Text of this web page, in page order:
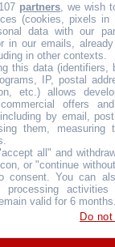
partners, we wish
(cookies, pixels
data with our
in our emails,
in other contexts.
this data (identifiers,
IP, postal
etc.) allows
offers
by email,
them, measuring
all" and
or "continue
consent. You can
processing
valid for 6
Do